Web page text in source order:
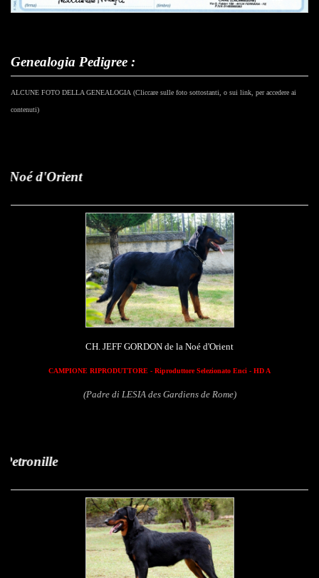
Genealogia Pedigree :
ALCUNE FOTO DELLA GENEALOGIA (Cliccare sulle foto sottostanti, o sui link, per accedere ai
contenuti)
CH. JEFF GORDON de la Noé d'Orient
CAMPIONE RIPRODUTTORE - Riproduttore Selezionato Enci - HD A
(Padre di LESIA des Gardiens de Rome)